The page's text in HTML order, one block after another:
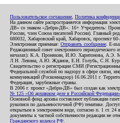
Пользовательское соглашение Политика
На данном сайте распространяется информация
ДВ» со знаком «Дебри-ДВ». 16+ Учредитель:
России, член Союза писателей России). Главный
680032, Хабаровский край, Хабаровск, проспект
Электронная приемная: Отправить сообщение . E-
Редакционный совет электронного
началах): К.А. Пронякин, И.Ю. Харитонова,
Л.Н. Левина, А.Ю. Жданов, Е.Н. Голубь, С.Н.
Свидетельство о регистрации СМИ
Федеральной службой по надзору в сфере связи,
коммуникаций (Роскомнадзор) 16.06.2011 г.
Федерация, зарубежные страны.
В 2006 г. проект «Дебри-ДВ» был создан как
№ 125 «Об архивном деле в Российской Федерации»
Основной фонд архива составляют публикации
рукописи по дальневосточной (РФ) тематике.
открытым в электронном виде, согласно п. 1 ст. 24
документы к частной собственности редакции не
Гражданского кодекса РФ